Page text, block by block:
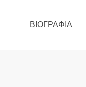
ΒΙΟΓΡΑΦΊΑ